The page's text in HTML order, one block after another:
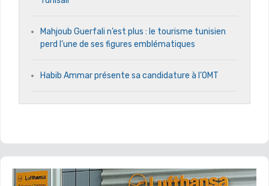
Mahjoub Guerfali n’est plus : le tourisme tunisien
perd l’une de ses figures emblématiques
Habib Ammar présente sa candidature à l’OMT